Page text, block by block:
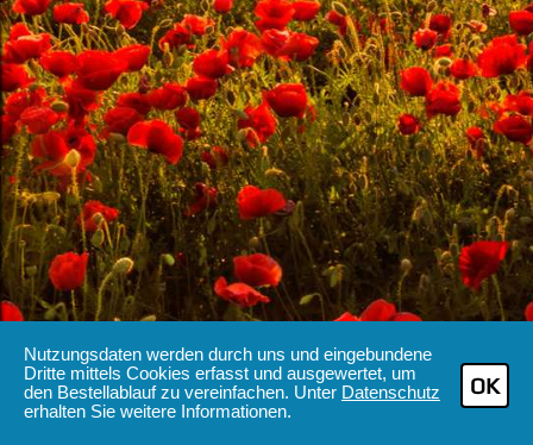
Nutzungsdaten werden durch uns und eingebundene
Dritte mittels Cookies erfasst und ausgewertet, um
den Bestellablauf zu vereinfachen. Unter Datenschutz
erhalten Sie weitere Informationen.
OK